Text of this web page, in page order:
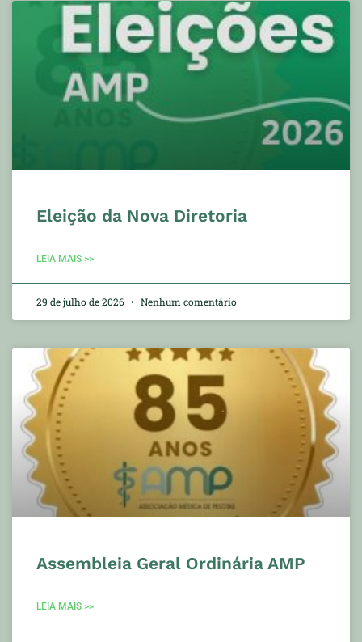
Eleição da Nova Diretoria
LEIA MAIS >>
29 de julho de 2026 Nenhum comentário
Assembleia Geral Ordinária AMP
LEIA MAIS >>